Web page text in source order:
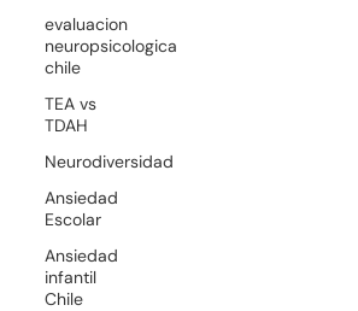
evaluacion
neuropsicologica
chile
TEA vs
TDAH
Neurodiversidad
Ansiedad
Escolar
Ansiedad
infantil
Chile